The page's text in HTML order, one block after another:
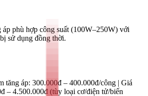
áp phù hợp công suất (100W–250W) với
bị sử dụng đồng thời.
tăng áp: 300.000đ – 400.000đ/công | Giá
– 4.500.000đ (tùy loại cơ/điện tử/biến